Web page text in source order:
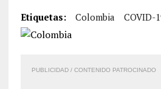
Etiquetas: Colombia COVID-
PUBLICIDAD / CONTENIDO PATROCINADO